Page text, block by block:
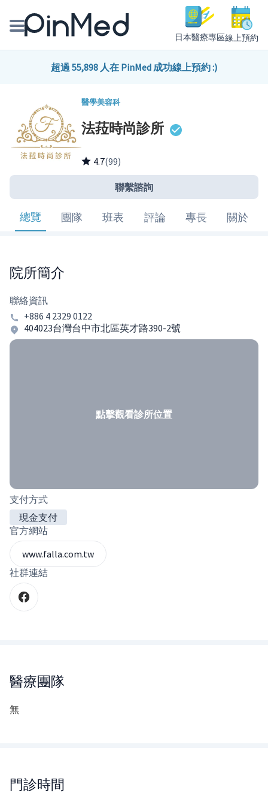
日本醫療專區線上預約
線上預約醫師、院所
健康主題館
我是醫療人員
超過 55,898 人在 PinMed 成功線上預約 :)
醫學美容科
法菈時尚診所
4.7(99)
聯繫諮詢
總覽 團隊 班表 評論 專長 關於
院所簡介
聯絡資訊
+886 4 2329 0122
404023台灣台中市北區英才路390-2號
點擊觀看診所位置
支付方式
現金支付
官方網站
www.falla.com.tw
社群連結
醫療團隊
無
門診時間